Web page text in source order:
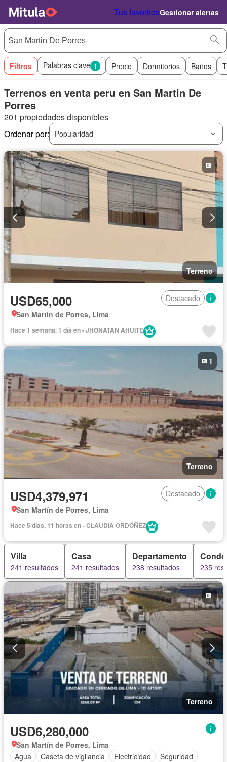
Tus favoritosGestionar alertas
Filtros Palabras clave 1 Precio Dormitorios Baños
Terrenos en venta peru en San Martin De
Porres
201 propiedades disponibles
Ordenar por:
Popularidad
Terreno
USD65,000
Destacado
San Martín de Porres, Lima
Hace 1 semana, 1 día en - JHONATAN AHUITE
Terreno
1
USD4,379,971
Destacado
San Martín de Porres, Lima
Hace 5 días, 11 horas en - CLAUDIA ORDÓÑEZ
Villa
241 resultados
Casa
241 resultados
Departamento
238 resultados 235
Terreno
USD6,280,000
San Martín de Porres, Lima
Agua
Caseta de vigilancia Electricidad Seguridad